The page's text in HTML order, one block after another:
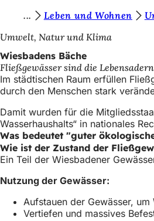
Inhalt anspringen
i
e
b
e
f
i
n
d
e
Leben und Wohnen
Umwelt, Natur und Klima
Wiesbadens Bäche
Fließgewässer sind die
Im städtischen Raum erfüllen
durch den Menschen stark
Damit wurden für die
Wasserhaushalts“ in nationales
Was bedeutet "guter
Wie ist der Zustand der
Ein Teil der Wiesbadener
Nutzung der Gewässer:
Aufstauen der Gewässer,
Vertiefen und massives